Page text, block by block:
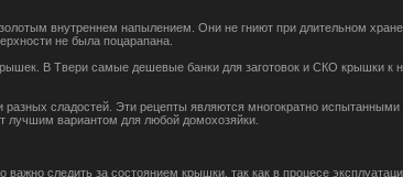
внутреннем напылением. Они не гниют при длительном
не была поцарапана.
В Твери самые дешевые банки для заготовок и СКО крышки к
разных сладостей. Эти рецепты являются многократно
лучшим вариантом для любой домохозяйки.
следить за состоянием крышки, так как в процесе